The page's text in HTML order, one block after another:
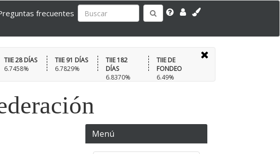
frecuentes
TIIE 28 DÍAS
6.7458%
TIIE 91 DÍAS
6.7829%
TIIE 182
DÍAS
6.8370%
TIIE DE
FONDEO
6.49%
Menú